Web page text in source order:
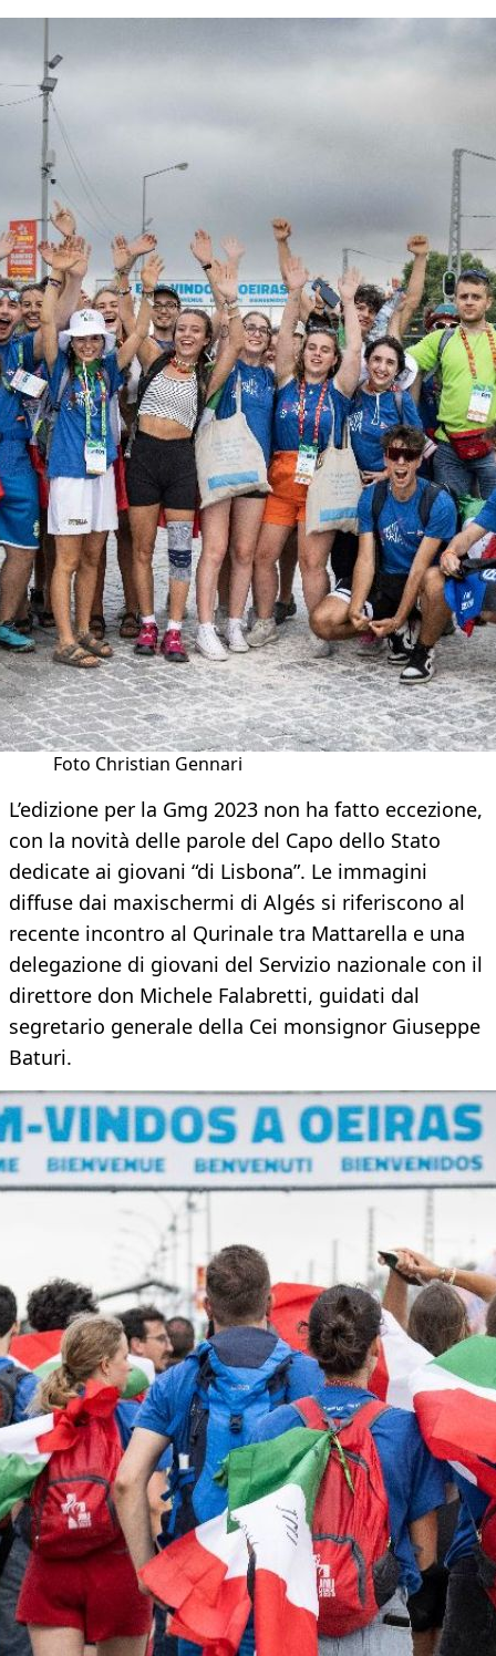
Foto Christian Gennari
L’edizione per la Gmg 2023 non ha fatto eccezione,
con la novità delle parole del Capo dello Stato
dedicate ai giovani “di Lisbona”. Le immagini
diffuse dai maxischermi di Algés si riferiscono al
recente incontro al Qurinale tra Mattarella e una
delegazione di giovani del Servizio nazionale con il
direttore don Michele Falabretti, guidati dal
segretario generale della Cei monsignor Giuseppe
Baturi.